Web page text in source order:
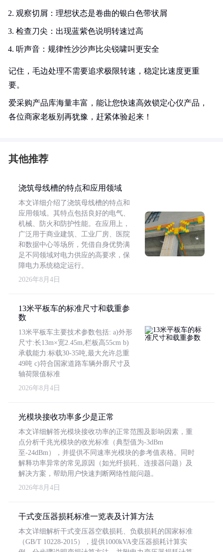
观察切屑：理想状态是卷曲的银白色带状屑
检查刀尖：出现蓝紫色说明转速过高
听声音：规律性沙沙声比尖锐啸叫更安全
记住，毛边处理不需要追求极限转速，稳定比速度更重
要。
爱采购产品库海量丰富，能让您快速高效锁定心仪产品，
各位商家老板别再犹豫，赶紧体验起来！
其他推荐
浇筑母线槽的特点和应用领域
本文详细介绍了浇筑母线槽的特点和
应用领域。其特点包括良好的电气、
机械、防火和防护性能。在应用上，
广泛用于商业建筑、工业厂房、医院
和数据中心等场所，凭借自身优势满
足不同领域对电力供应的高要求，保
障电力系统稳定运行。
2026年8月4日
13米平板车的标准尺寸和载重参
数
13米平板车主要技术参数包括: a)外形
尺寸:长13m×宽2.45m,栏板高55cm b)
承载能力:标载30-35吨,最大允许总重
49吨 c)符合国家道路车辆外廓尺寸及
轴荷限值标准
2026年8月4日
光模块接收功率多少是正常
本文详细解答光模块接收功率的正常范围及影响因素，重
点分析千兆光模块的收光标准（典型值为-3dBm
至-24dBm），并提供不同速率光模块的参考值表格。同时
解释功率异常的常见原因（如光纤损耗、连接器问题）及
解决方案，帮助用户快速判断网络性能问题。
2026年8月4日
干式变压器损耗标准一览表及计算方法
本文详细解析干式变压器空载损耗、负载损耗的国家标准
（GB/T 10228-2015），提供1000kVA变压器损耗计算实